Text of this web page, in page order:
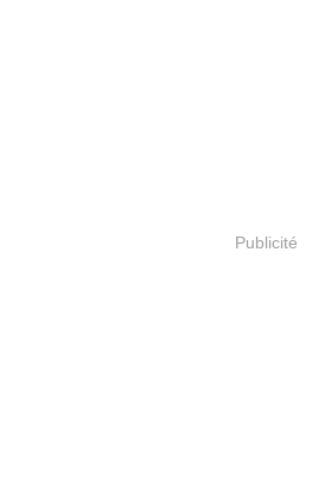
Publicité